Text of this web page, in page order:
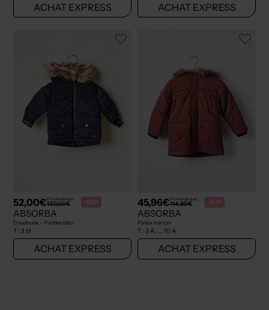
ACHAT EXPRESS ACHAT EXPRESS
52,00€Prix boutique :
130,00€ -60%
ABSORBA
Doudoune - Poches bleu
T : 3 M
ACHAT EXPRESS
45,96€Prix boutique :
114,90€ -60%
ABSORBA
Parka marron
T : 3 A, ... 10 A
ACHAT EXPRESS